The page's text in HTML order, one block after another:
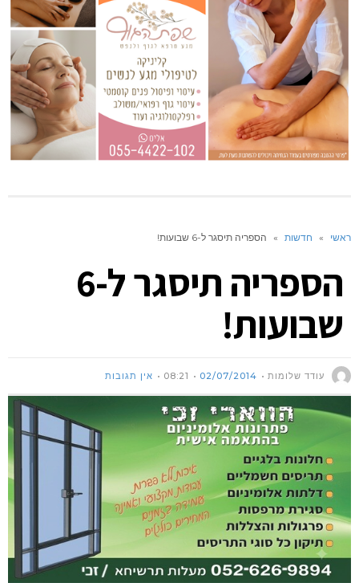
ראשי » חדשות » הספריה תיסגר ל-6 שבועות!
הספריה תיסגר ל-6
שבועות!
עודד שלומות 02/07/2014
08:21 אין תגובות